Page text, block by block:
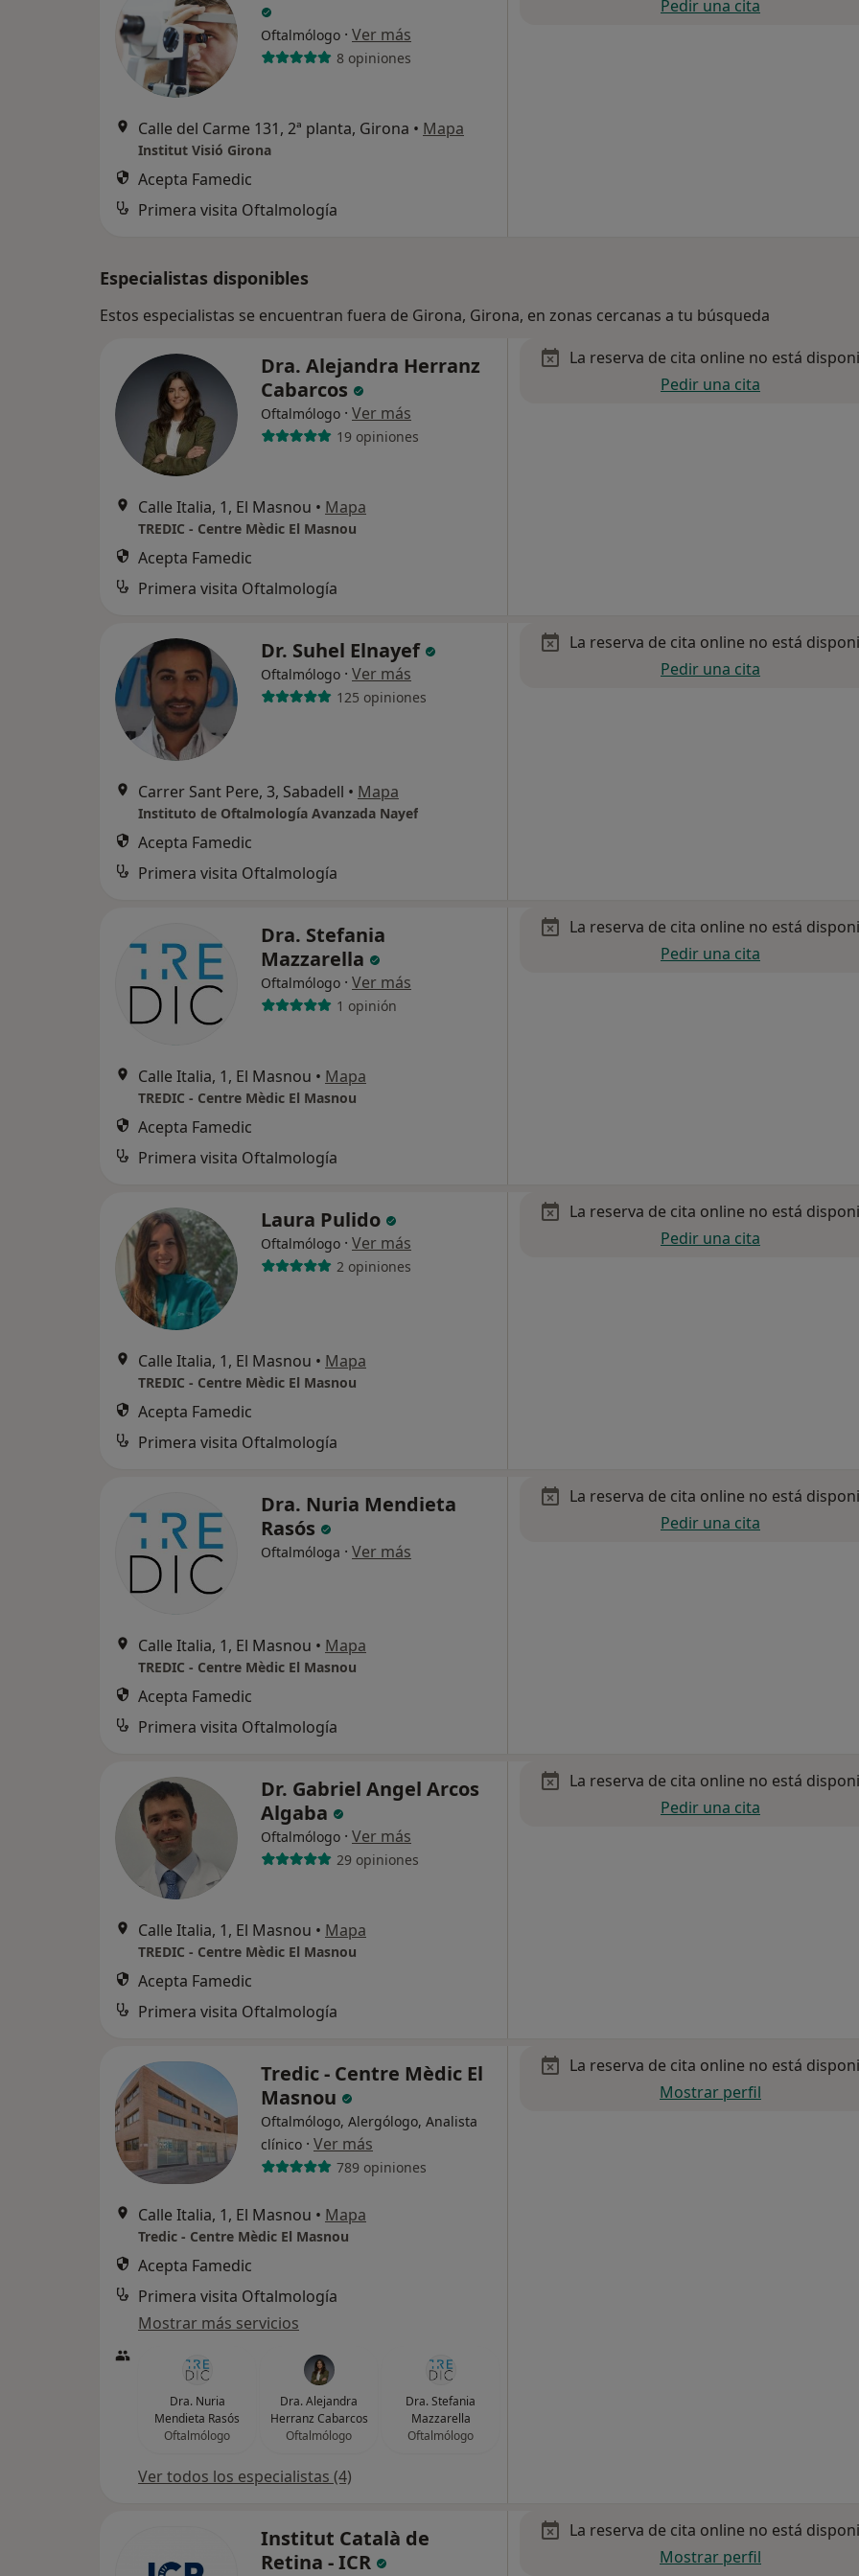
Oftalmólogo · Ver más
8 opiniones
Calle del Carme 131, 2ª planta, Girona • Mapa
Institut Visió Girona
Acepta Famedic
Primera visita Oftalmología
Pedir una cita
Especialistas disponibles
Estos especialistas se encuentran fuera de Girona, Girona, en zonas cercanas a tu búsqueda
Dra. Alejandra Herranz
Cabarcos
Oftalmólogo · Ver más
19 opiniones
Calle Italia, 1, El Masnou • Mapa
TREDIC - Centre Mèdic El Masnou
Acepta Famedic
Primera visita Oftalmología
La reserva de cita online no está
Pedir una cita
Dr. Suhel Elnayef
Oftalmólogo · Ver más
125 opiniones
Carrer Sant Pere, 3, Sabadell • Mapa
Instituto de Oftalmología Avanzada Nayef
Acepta Famedic
Primera visita Oftalmología
La reserva de cita online no está
Pedir una cita
Dra. Stefania
Mazzarella
Oftalmólogo · Ver más
1 opinión
Calle Italia, 1, El Masnou • Mapa
TREDIC - Centre Mèdic El Masnou
Acepta Famedic
Primera visita Oftalmología
La reserva de cita online no está
Pedir una cita
Laura Pulido
Oftalmólogo · Ver más
2 opiniones
Calle Italia, 1, El Masnou • Mapa
TREDIC - Centre Mèdic El Masnou
Acepta Famedic
Primera visita Oftalmología
La reserva de cita online no está
Pedir una cita
Dra. Nuria Mendieta
Rasós
Oftalmóloga · Ver más
Calle Italia, 1, El Masnou • Mapa
TREDIC - Centre Mèdic El Masnou
Acepta Famedic
Primera visita Oftalmología
La reserva de cita online no está
Pedir una cita
Dr. Gabriel Angel Arcos
Algaba
Oftalmólogo · Ver más
29 opiniones
Calle Italia, 1, El Masnou • Mapa
TREDIC - Centre Mèdic El Masnou
Acepta Famedic
Primera visita Oftalmología
La reserva de cita online no está
Pedir una cita
Tredic - Centre Mèdic El
Masnou
Oftalmólogo, Alergólogo, Analista
clínico · Ver más
789 opiniones
Calle Italia, 1, El Masnou • Mapa
Tredic - Centre Mèdic El Masnou
Acepta Famedic
Primera visita Oftalmología
Mostrar más servicios
Dra. Nuria
Mendieta Rasós
Oftalmólogo
Dra. Alejandra
Herranz Cabarcos
Oftalmólogo
Dra. Stefania
Mazzarella
Oftalmólogo
Ver todos los especialistas (4)
La reserva de cita online no está
Mostrar perfil
Institut Català de
Retina - ICR
La reserva de cita online no está
Mostrar perfil